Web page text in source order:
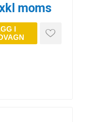
moms
I